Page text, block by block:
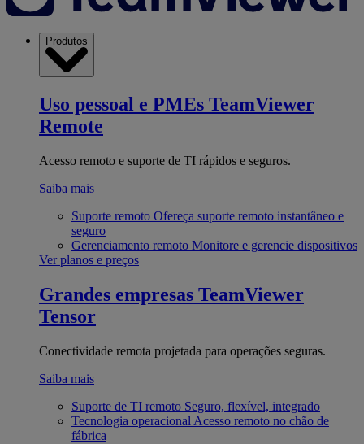
Produtos
Uso pessoal e PMEs TeamViewer
Remote
Acesso remoto e suporte de TI rápidos e seguros.
Saiba mais
Suporte remoto Ofereça suporte remoto instantâneo e
seguro
Gerenciamento remoto Monitore e gerencie dispositivos
Ver planos e preços
Grandes empresas TeamViewer
Tensor
Conectividade remota projetada para operações seguras.
Saiba mais
Suporte de TI remoto Seguro, flexível, integrado
Tecnologia operacional Acesso remoto no chão de
fábrica